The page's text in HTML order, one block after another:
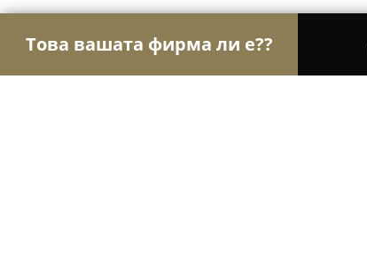
Това вашата фирма ли е??